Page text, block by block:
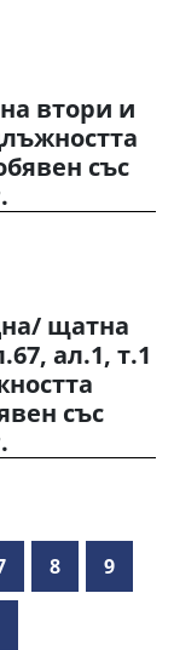
втори и
със
щатна
ал.1, т.1
със
8 9